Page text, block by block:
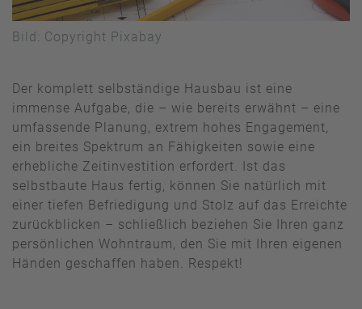
Bild: Copyright Pixabay
Der komplett selbständige Hausbau ist eine
immense Aufgabe, die – wie bereits erwähnt – eine
umfassende Planung, extrem hohes Engagement,
ein breites Spektrum an Fähigkeiten sowie eine
erhebliche Zeitinvestition erfordert. Ist das
selbstbaute Haus fertig, können Sie natürlich mit
einer tiefen Befriedigung und Stolz auf das Erreichte
zurückblicken – schließlich beziehen Sie Ihren ganz
persönlichen Wohntraum, den Sie mit Ihren eigenen
Händen geschaffen haben. Respekt!